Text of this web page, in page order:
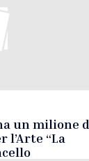
un milione
l’Arte “La